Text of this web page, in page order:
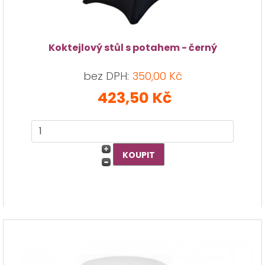
Koktejlový stůl s potahem - černý
bez DPH: 350,00 Kč
423,50 Kč